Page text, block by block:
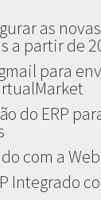
as
a partir de
para
do ERP
com a
Integrado